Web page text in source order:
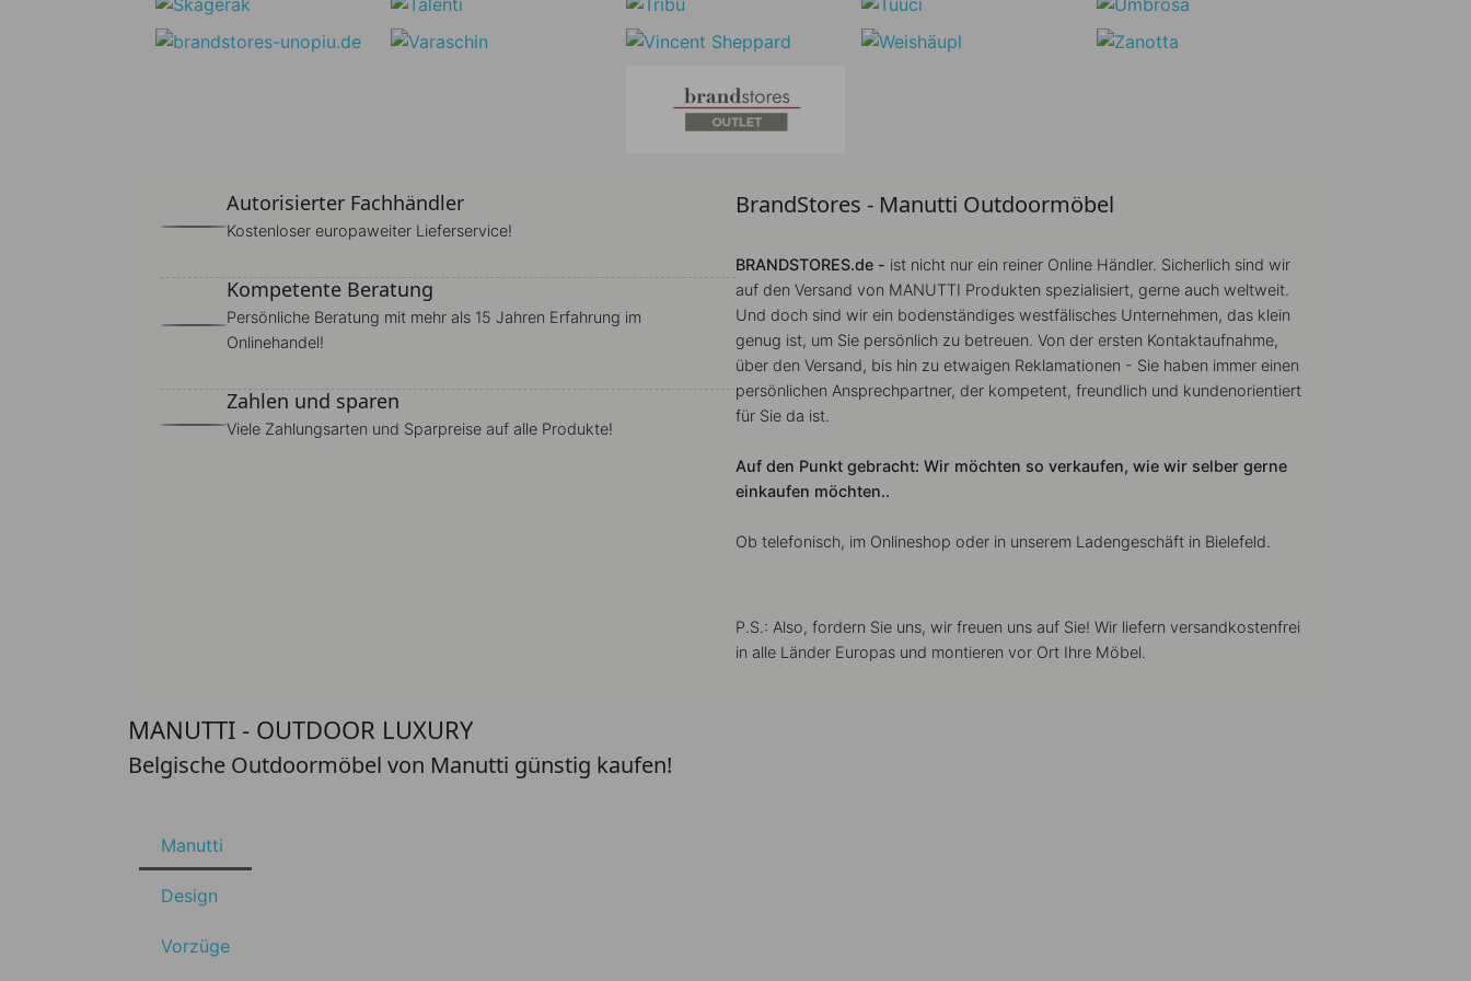
Autorisierter Fachhändler
Kostenloser europaweiter Lieferservice!
Kompetente Beratung
Persönliche Beratung mit mehr als 15 Jahren Erfahrung im
Onlinehandel!
Zahlen und sparen
Viele Zahlungsarten und Sparpreise auf alle Produkte!
BrandStores - Manutti Outdoormöbel
BRANDSTORES.de - ist nicht nur ein reiner Online Händler. Sicherlich sind wir
auf den Versand von MANUTTI Produkten spezialisiert, gerne auch weltweit.
Und doch sind wir ein bodenständiges westfälisches Unternehmen, das klein
genug ist, um Sie persönlich zu betreuen. Von der ersten Kontaktaufnahme,
über den Versand, bis hin zu etwaigen Reklamationen - Sie haben immer einen
persönlichen Ansprechpartner, der kompetent, freundlich und kundenorientiert
für Sie da ist.
Auf den Punkt gebracht: Wir möchten so verkaufen, wie wir selber gerne
einkaufen möchten..
Ob telefonisch, im Onlineshop oder in unserem Ladengeschäft in Bielefeld.
P.S.: Also, fordern Sie uns, wir freuen uns auf Sie! Wir liefern versandkostenfrei
in alle Länder Europas und montieren vor Ort Ihre Möbel.
MANUTTI - OUTDOOR LUXURY
Belgische Outdoormöbel von Manutti günstig kaufen!
Manutti
Design
Vorzüge